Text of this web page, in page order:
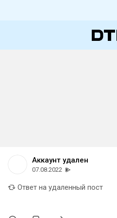
Аккаунт удален
07.08.2022
Ответ на удаленный пост